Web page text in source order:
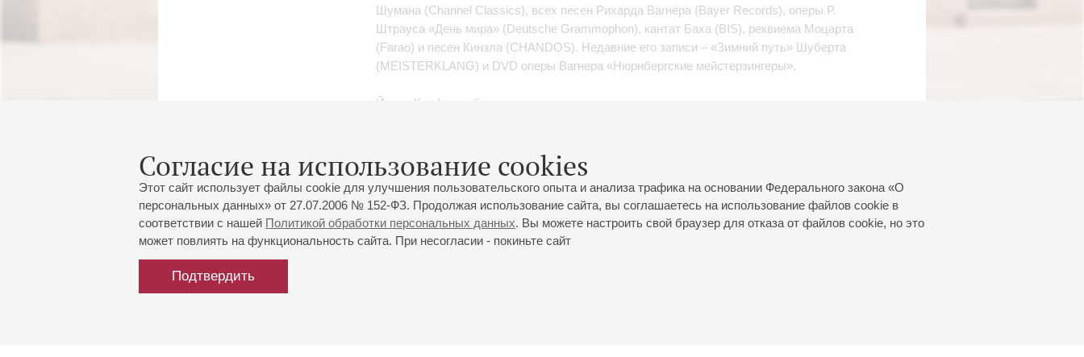
Согласие на использование cookies
Этот сайт использует файлы cookie для улучшения пользовательского опыта и анализа трафика на основании Федерального закона «О
персональных данных» от 27.07.2006 № 152-ФЗ. Продолжая использование сайта, вы соглашаетесь на использование файлов cookie в
соответствии с нашей Политикой обработки персональных данных. Вы можете настроить свой браузер для отказа от файлов cookie, но это
может повлиять на функциональность сайта. При несогласии - покиньте сайт
Подтвердить
Шумана (Channel Classics), всех песен Рихарда Вагнера (Bayer Records), оперы Р.
Штрауса «День мира» (Deutsche Grammophon), кантат Баха (BIS), реквиема Моцарта
(Farao) и песен Кинзла (CHANDOS). Недавние его записи – «Зимний путь» Шуберта
(MEISTERKLANG) и DVD оперы Вагнера «Нюрнбергские мейстерзингеры».
Йохен Купфер победитель ряда всемирно известных конкурсов.